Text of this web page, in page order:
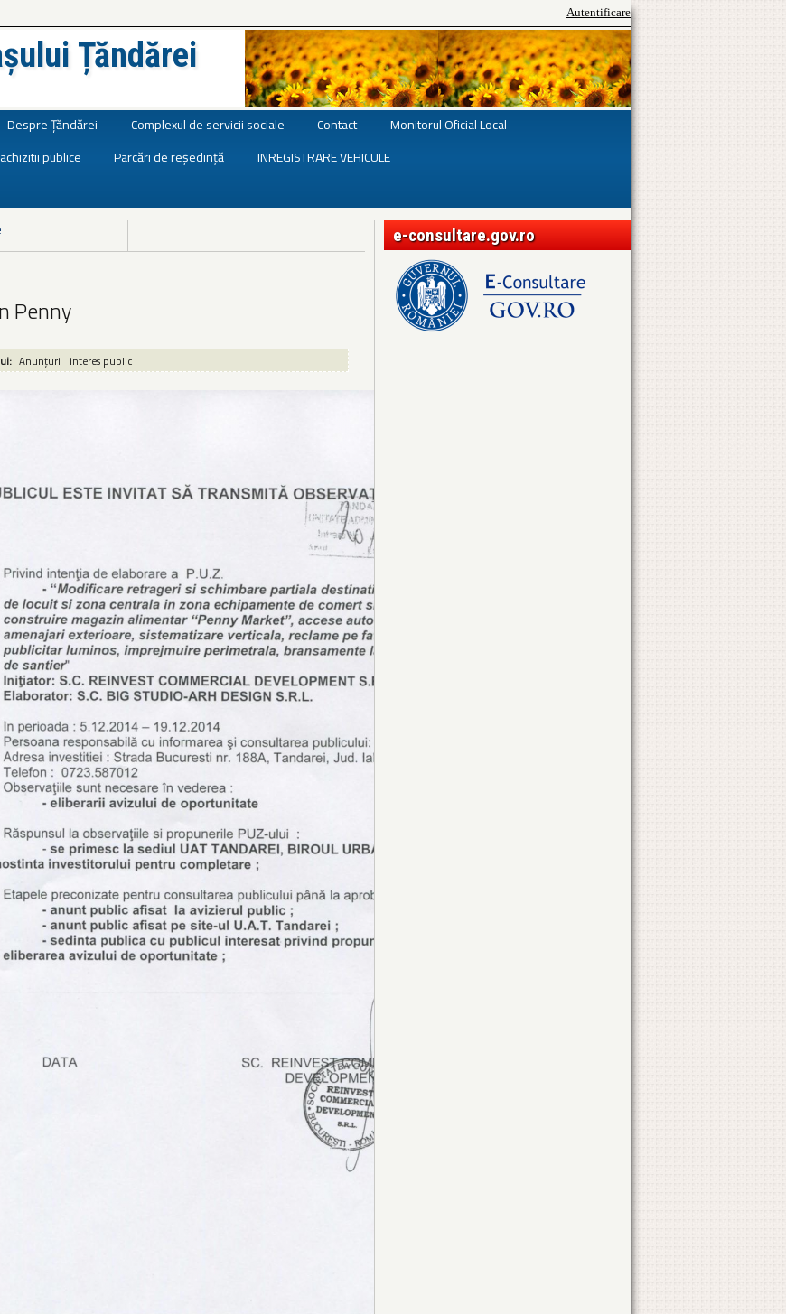
Autentificare
Țăndărei
Despre Țăndărei Complexul de servicii sociale Contact
Monitorul Oficial Local
publice Parcări de reședință
INREGISTRARE VEHICULE
Penny
Anunțuri interes public
e-consultare.gov.ro